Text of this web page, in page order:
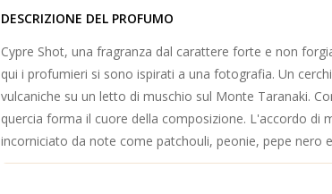
DESCRIZIONE DEL PROFUMO
Cypre Shot, una fragranza dal carattere forte e non
qui i profumieri si sono ispirati a una fotografia. Un
vulcaniche su un letto di muschio sul Monte Taranaki.
quercia forma il cuore della composizione. L'accordo di
incorniciato da note come patchouli, peonie, pepe nero